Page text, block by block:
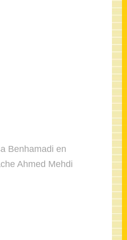
Benhamadi en
Ahmed Mehdi